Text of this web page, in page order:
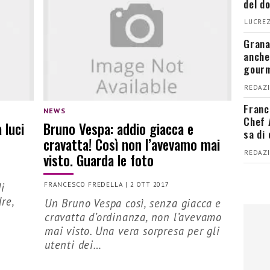
luci
NEWS
Bruno Vespa: addio giacca e
cravatta! Così non l’avevamo mai
visto. Guarda le foto
FRANCESCO FREDELLA | 2 OTT 2017
Un Bruno Vespa così, senza giacca e
cravatta d’ordinanza, non l’avevamo
mai visto. Una vera sorpresa per gli
utenti dei…
del
Chef
sa di